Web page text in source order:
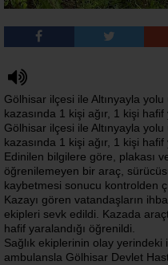
Gölhisar ilçesi ile Altınyayla
kazasında 1 kişi ağır, 1 kişi hafif
Gölhisar ilçesi ile Altınyayla
kazasında 1 kişi ağır, 1 kişi hafif
Edinilen bilgilere göre, plakası
öğrenilemeyen bir araç,
kaybetmesi sonucu kontrolden
Kazayı gören vatandaşların
ekipleri sevk edildi. Kazada
hafif yaralandığı öğrenildi.
Sağlık ekiplerinin olay yerindeki
ambulansla Gölhisar Devlet